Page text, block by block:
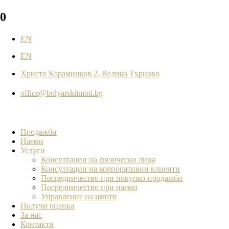
0
EN
EN
Христо Караминков 2, Велико Търново
office@bolyarskiimoti.bg
Продажби
Наеми
Услуги
Консултации на физически лица
Консултации на корпоративни клиенти
Посредничество при покупко-продажби
Посредничество при наеми
Управление на имоти
Получи оценка
За нас
Контакти